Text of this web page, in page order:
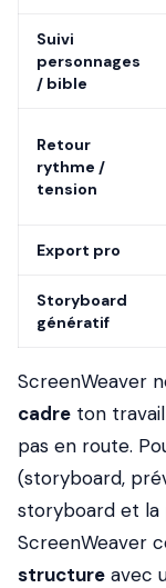
Suivi
personnages
/ bible
Retour
rythme /
tension
Export pro
Storyboard
génératif
ScreenWeaver
cadre ton
pas en route.
(storyboard,
storyboard et la
ScreenWeaver
structure avec